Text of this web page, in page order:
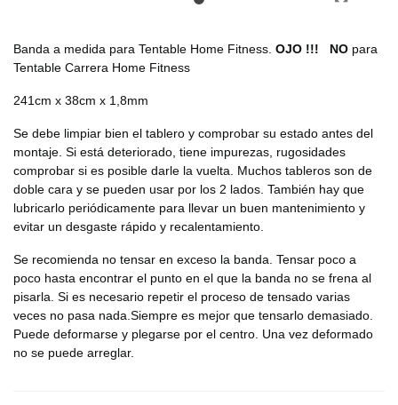
Banda a medida para Tentable Home Fitness. OJO !!! NO para
Tentable Carrera Home Fitness
241cm x 38cm x 1,8mm
Se debe limpiar bien el tablero y comprobar su estado antes del
montaje. Si está deteriorado, tiene impurezas, rugosidades
comprobar si es posible darle la vuelta. Muchos tableros son de
doble cara y se pueden usar por los 2 lados. También hay que
lubricarlo periódicamente para llevar un buen mantenimiento y
evitar un desgaste rápido y recalentamiento.
Se recomienda no tensar en exceso la banda. Tensar poco a
poco hasta encontrar el punto en el que la banda no se frena al
pisarla. Si es necesario repetir el proceso de tensado varias
veces no pasa nada.Siempre es mejor que tensarlo demasiado.
Puede deformarse y plegarse por el centro. Una vez deformado
no se puede arreglar.